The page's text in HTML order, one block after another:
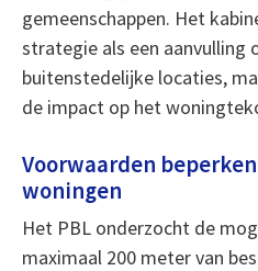
gemeenschappen. Het
strategie als een aanvulling
buitenstedelijke locaties,
de impact op het
Voorwaarden
woningen
Het PBL onderzocht de
maximaal 200 meter van